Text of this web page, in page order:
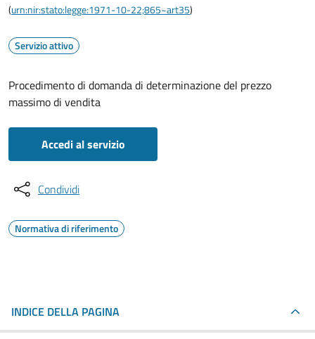
(urn:nir:stato:legge:1971-10-22;865~art35)
Servizio attivo
Procedimento di domanda di determinazione del prezzo
massimo di vendita
Accedi al servizio
Condividi
Normativa di riferimento
INDICE DELLA PAGINA